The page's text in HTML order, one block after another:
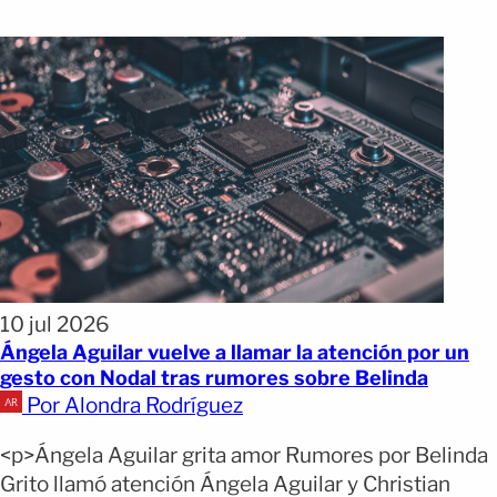
10 jul 2026
Ángela Aguilar vuelve a llamar la atención por un
gesto con Nodal tras rumores sobre Belinda
Por Alondra Rodríguez
<p>Ángela Aguilar grita amor Rumores por Belinda
Grito llamó atención Ángela Aguilar y Christian